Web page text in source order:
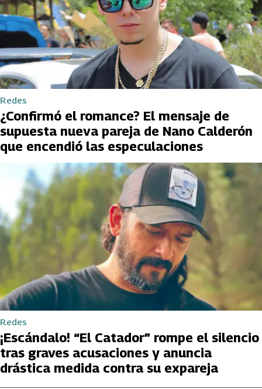
Redes
¿Confirmó el romance? El mensaje de
supuesta nueva pareja de Nano Calderón
que encendió las especulaciones
Redes
¡Escándalo! “El Catador” rompe el silencio
tras graves acusaciones y anuncia
drástica medida contra su expareja